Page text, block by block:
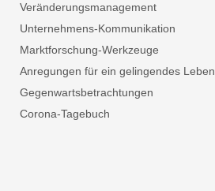
Veränderungsmanagement
Unternehmens-Kommunikation
Marktforschung-Werkzeuge
Anregungen für ein gelingendes Leben
Gegenwartsbetrachtungen
Corona-Tagebuch